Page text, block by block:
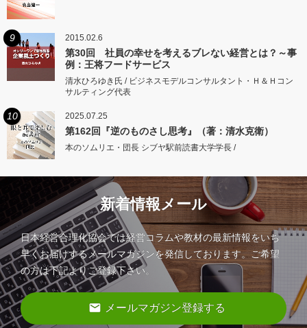
9 2015.02.6
第30回 社員の幸せを考えるブレない経営とは？～事
例：王将フードサービス
清水ひろゆき氏 / ビジネスモデルコンサルタント・Ｈ＆Ｈコン
サルティング代表
10 2025.07.25
第162回『逆のものさし思考』（著：清水克衛）
本のソムリエ・団長 シブヤ駅前読書大学学長 /
新着情報メール
日本経営合理化協会では経営コラムや教材の最新情報をいち
早くお届けするメールマガジンを発信しております。ご希望
の方は下記よりご登録下さい。
email メールマガジン登録する